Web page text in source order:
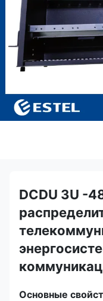
DCDU 3U -
Основные